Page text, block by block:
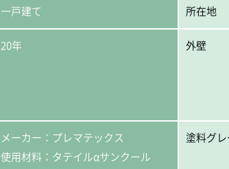
一戸建て 所在地
20年 外壁
メーカー：プレマテックス
使用材料：タテイルαサンクール
塗料グ